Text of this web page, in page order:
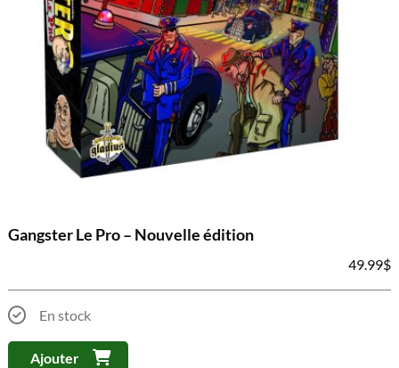
Gangster Le Pro – Nouvelle édition
49.99$
En stock
Ajouter